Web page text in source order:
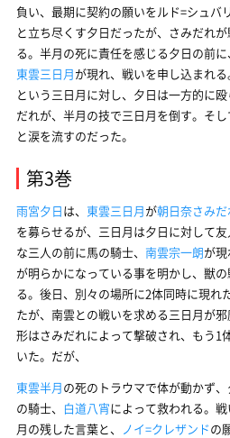
負い、最期に契約の願いをルド=シュバ
と立ち尽くす夕日だったが、さみだれ
る。半月の死に責任を感じる夕日の前に
東雲三日月が現れ、戦いを申し込まれ
という三日月に対し、夕日は一方的に
だれが、半月の技で三日月を倒す。そ
と涙を流すのだった。
第3巻
雨宮夕日は、 東雲三日月が朝日奈さみ
を募らせるが、三日月は夕日に対して
な三人の前に馬の騎士、 南雲宗一朗が
が明らかになっている事を明かし、獣
る。後日、別々の場所に2体同時に現れ
たが、南雲との戦いを求める三日月が
形はさみだれによって撃破され、もう1
いた。だが、
東雲半月の死のトラウマで体が動かず
の騎士、 白道八宵によって救われる。
月の残した言葉と、 ノイ=クレザンドの